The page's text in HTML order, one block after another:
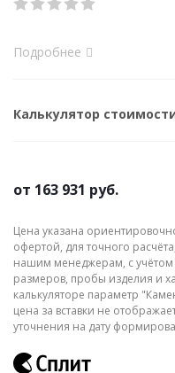
Подробнее
Калькулятор
от 163 931 руб.
Цена указана
офертой, для точного
нашим менеджерам, с
размеров, пробы изделия и
калькуляторе параметр
цена за вставки не
уточнения на дату